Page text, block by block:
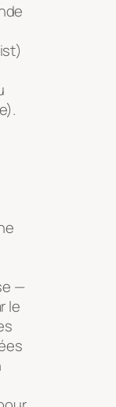
—
le